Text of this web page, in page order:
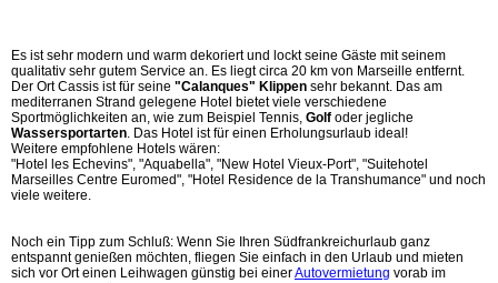
Es ist sehr modern und warm dekoriert und lockt seine Gäste mit seinem
qualitativ sehr gutem Service an. Es liegt circa 20 km von Marseille entfernt.
Der Ort Cassis ist für seine "Calanques" Klippen sehr bekannt. Das am
mediterranen Strand gelegene Hotel bietet viele verschiedene
Sportmöglichkeiten an, wie zum Beispiel Tennis, Golf oder jegliche
Wassersportarten . Das Hotel ist für einen Erholungsurlaub ideal!
Weitere empfohlene Hotels wären:
"Hotel les Echevins", "Aquabella", "New Hotel Vieux-Port", "Suitehotel
Marseilles Centre Euromed", "Hotel Residence de la Transhumance" und noch
viele weitere.
Noch ein Tipp zum Schluß: Wenn Sie Ihren Südfrankreichurlaub ganz
entspannt genießen möchten, fliegen Sie einfach in den Urlaub und mieten
sich vor Ort einen Leihwagen günstig bei einerAutovermietung vorab im